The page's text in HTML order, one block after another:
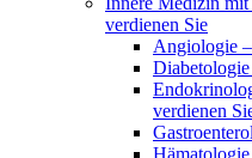
verdienen Sie
Angiologie
verdienen